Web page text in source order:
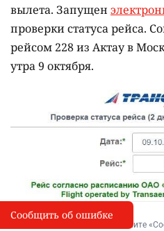
вылета. Запущен
проверки статуса рейса.
рейсом 228 из Актау в
утра 9 октября.
I
Сообщить об опечатке
Выделите фрагмент и нажмите
Сообщить об ошибке